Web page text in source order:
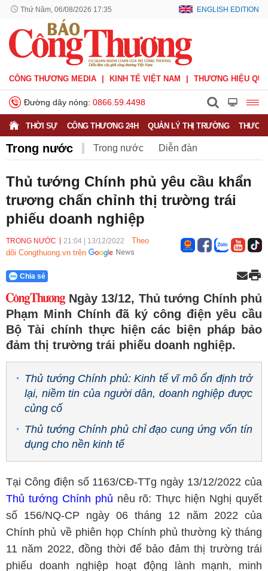
Thứ Năm, 06/08/2026 17:35 ENGLISH EDITION
CÔNG THƯƠNG MEDIA KINH TẾ VIỆT NAM THƯƠNG HIỆU
Đường dây nóng: 0866.59.4498
THỜI SỰ CÔNG THƯƠNG 24H QUẢN LÝ THỊ TRƯỜNG
Trong nước Trong nước Diễn đàn
Bầu cử Quốc hội Khoá XVI
Thủ tướng Chính phủ yêu cầu khẩn
trương chấn chỉnh thị trường trái
phiếu doanh nghiệp
TRONG NƯỚC 21:04 13/12/2022
Theo
dõi Congthuong.vn trên
Chia sẻ
Ngày 13/12, Thủ tướng Chính phủ
Phạm Minh Chính đã ký công điện yêu cầu
Bộ Tài chính thực hiện các biện pháp bảo
đảm thị trường trái phiếu doanh nghiệp.
Thủ tướng Chính phủ: Kinh tế vĩ mô ổn định trở
lại, niềm tin của người dân, doanh nghiệp được
củng cố
Thủ tướng Chính phủ chỉ đạo cung ứng vốn tín
dụng cho nền kinh tế
Tại Công điện số 1163/CĐ-TTg ngày 13/12/2022 của
Thủ tướng Chính phủ nêu rõ: Thực hiện Nghị quyết
số 156/NQ-CP ngày 06 tháng 12 năm 2022 của
Chính phủ về phiên họp Chính phủ thường kỳ tháng
11 năm 2022, đồng thời để bảo đảm thị trường trái
phiếu doanh nghiệp hoạt động lành mạnh, minh